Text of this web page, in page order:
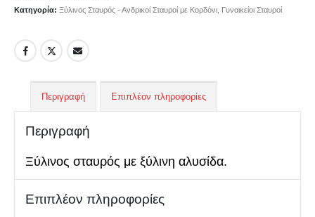
Κατηγορία: Ξύλινος Σταυρός - Ανδρικοί Σταυροί με Κορδόνι, Γυναικείοι Σταυροί
Περιγραφή Επιπλέον πληροφορίες
Περιγραφή
Ξύλινος σταυρός με ξύλινη αλυσίδα.
Επιπλέον πληροφορίες